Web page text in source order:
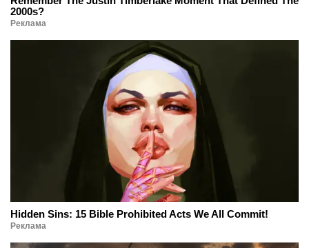
2000s?
Реклама
Hidden Sins: 15 Bible Prohibited Acts We All Commit!
Реклама